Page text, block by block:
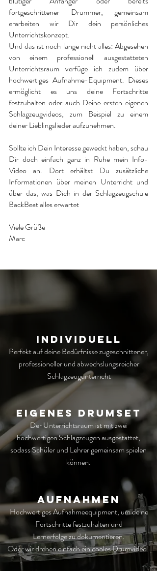
fortgeschrittener Drummer, gemeinsam
erarbeiten wir Dir dein persönliches
Unterrichtskonzept.
Und das ist noch lange nicht alles: Abgesehen
von einem professionell ausgestatteten
Unterrichtsraum verfüge ich zudem über
hochwertiges Aufnahme-Equipment. Dieses
ermöglicht es uns deine Fortschritte
festzuhalten oder auch Deine ersten eigenen
Schlagzeugvideos, zum Beispiel zu einem
deiner Lieblingslieder aufzunehmen.
Sollte ich Dein Interesse geweckt haben, schau
Dir doch einfach ganz in Ruhe mein Info-
Video an. Dort erhältst Du zusätzliche
Informationen über meinen Unterricht und
über das, was Dich in der Schlagzeugschule
BackBeat alles erwartet
Viele Grüße
Marc
INDIVIDUELL
Perfekt auf deine Bedürfnisse zugeschnittener,
professioneller und abwechslungsreicher
Schlagzeugunterricht
EIGENES DRUMSET
Der Unterrichtsraum ist mit zwei
hochwertigen Schlagzeugen ausgestattet,
sodass Schüler und Lehrer gemeinsam spielen
können.
AUFNAHMEN
Hochwertiges Aufnahmeequipment, um deine
Fortschritte festzuhalten und
Lernerfolge zu dokumentieren.
Oder wir drehen einfach ein cooles Drumvideo!